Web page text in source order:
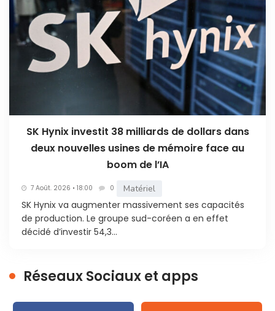
SK Hynix investit 38 milliards de dollars dans
deux nouvelles usines de mémoire face au
boom de l’IA
7 Août. 2026 • 18:00 0 Matériel
SK Hynix va augmenter massivement ses capacités
de production. Le groupe sud-coréen a en effet
décidé d’investir 54,3...
Réseaux Sociaux et apps